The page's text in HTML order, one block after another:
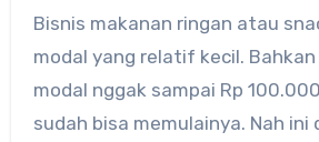
Bisnis makanan ringan atau
modal yang relatif kecil.
modal nggak sampai Rp
sudah bisa memulainya. Nah ini